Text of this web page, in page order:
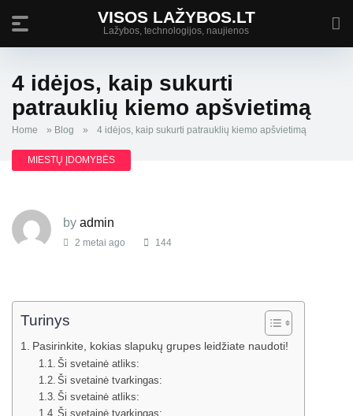
VISOS LAŽYBOS.LT
Lažybos, technologijos, naujienos
4 idėjos, kaip sukurti
patrauklių kiemo apšvietimą
Home » Blog » 4 idėjos, kaip sukurti patrauklių kiemo apšvietimą
MIESTŲ ĮDOMYBĖS
by admin
2 metai ago 144
Turinys
Pasirinkite, kokias slapukų grupes leidžiate naudoti!
Ši svetainė atliks:
Ši svetainė tvarkingas:
Ši svetainė atliks:
Ši svetainė tvarkingas: